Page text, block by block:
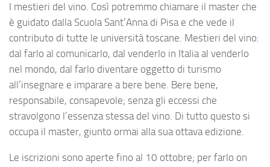
I mestieri del vino. Così potremmo chiamare il master che
è guidato dalla Scuola Sant’Anna di Pisa e che vede il
contributo di tutte le università toscane. Mestieri del vino:
dal farlo al comunicarlo, dal venderlo in Italia al venderlo
nel mondo, dal farlo diventare oggetto di turismo
all’insegnare e imparare a bere bene. Bere bene,
responsabile, consapevole; senza gli eccessi che
stravolgono l’essenza stessa del vino. Di tutto questo si
occupa il master, giunto ormai alla sua ottava edizione.
Le iscrizioni sono aperte fino al 10 ottobre; per farlo on